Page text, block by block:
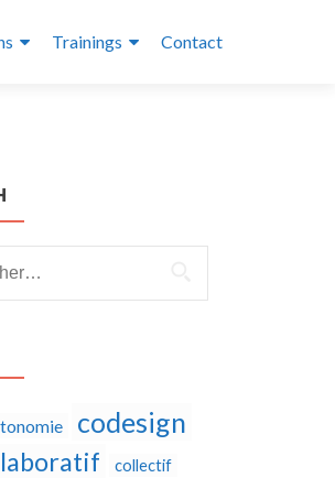
Trainings Contact
codesign
collectif